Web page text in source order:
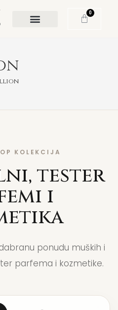
0
KOLEKCIJA
tester
i
ponudu muških i
parfema i kozmetike.